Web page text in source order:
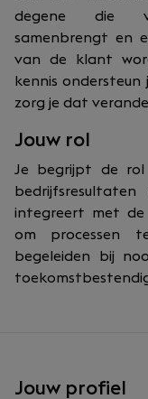
degene die
samenbrengt en
van de klant
kennis
zorg je dat
Jouw rol
Je begrijpt de
integreert met de
om processen
begeleiden bij
Jouw profiel